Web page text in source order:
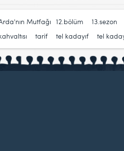
Mutfağı 12.bölüm 13.sezon
tarif tel kadayıf tel